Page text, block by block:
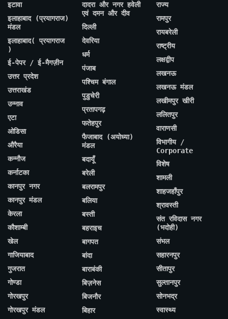
इटावा
इलाहाबाद (प्रयागराज)
मंडल
इलाहाबाद( प्रयागराज
)
ई-पेपर / ई-मैगज़ीन
उत्तर प्रदेश
उत्तराखंड
उन्नाव
एटा
ओडिसा
औरैया
कन्नौज
कर्नाटका
कानपुर नगर
कानपुर मंडल
केरला
कौशाम्बी
खेल
गाजियाबाद
गुजरात
गोण्डा
गोरखपुर
गोरखपुर मंडल
दादरा और नगर हवेली
एवं दमन और दीव
दिल्ली
देवरिया
धर्म
पंजाब
पश्चिम बंगाल
पुडुचेरी
प्रतापगढ़
फतेहपुर
फैजाबाद (अयोध्या)
मंडल
बदायूँ
बरेली
बलरामपुर
बलिया
बस्ती
बहराइच
बागपत
बांदा
बाराबंकी
बिज़नेस
बिजनौर
बिहार
राज्य
रामपुर
रायबरेली
राष्ट्रीय
लक्षद्वीप
लखनऊ
लखनऊ मंडल
लखीमपुर खीरी
ललितपुर
वाराणसी
विभागीय /
Corporate
विशेष
शामली
शाहजहाँपुर
श्रावस्ती
संत रविदास नगर
(भदोही)
संभल
सहारनपुर
सीतापुर
सुल्तानपुर
सोनभद्र
स्वास्थ्य